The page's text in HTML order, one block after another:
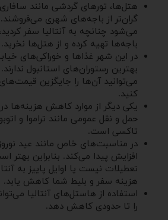
هتل‌ها، تورهای گردشی مانند
گران‌تر از باجه‌های شهری
می‌شود چنانچه به آنتالیا سفر کردید،
باجه‌ها تهیه کرده و از هتل‌ها نخرید.
در این شهر غذاها و خوراکی‌های
بهترین رستوران‌های استانبول
می‌توانید آن‌ها را جایگزین
کنید.
یکی دیگر از موارد کاهش هزینه‌ها در
حمل و نقل عمومی مانند تراموا و
تاکسی است.
در مناسبت‌های خاص مانند عید
افزایش پیدا می‌کند. بنابراین بهتر
تعطیلات نیست یا اوایل پاییز به
هزینه سفر و بلیط شما کاهش یابد.
استفاده از هاستل‌های آنتالیا
را تا حدودی کاهش دهد.